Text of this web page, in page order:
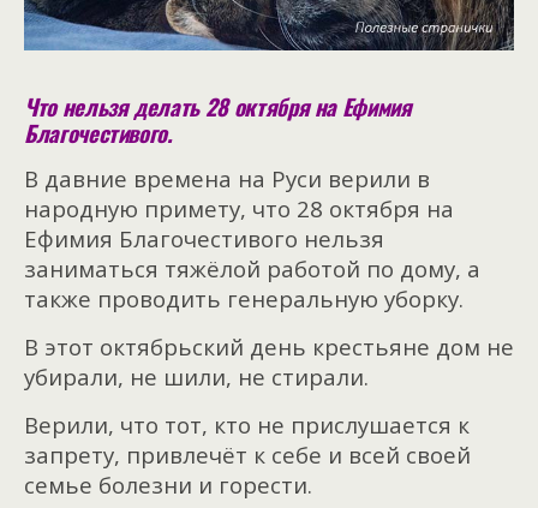
Что нельзя делать 28 октября на Ефимия
Благочестивого.
В давние времена на Руси верили в
народную примету, что 28 октября на
Ефимия Благочестивого нельзя
заниматься тяжёлой работой по дому, а
также проводить генеральную уборку.
В этот октябрьский день крестьяне дом не
убирали, не шили, не стирали.
Верили, что тот, кто не прислушается к
запрету, привлечёт к себе и всей своей
семье болезни и горести.